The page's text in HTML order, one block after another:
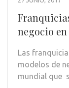
negocio
Las
modelos de
mundial que